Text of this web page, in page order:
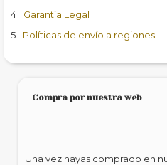
Garantía Legal
Políticas de envío a regiones
Compra por nuestra web
Una vez hayas comprado en